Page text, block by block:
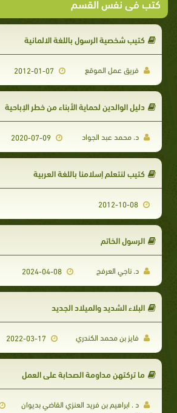
كتب فى نفس القسم
كتيب شخصية الرسول باللغة الالمانية
فريق عمل الموقع
دليل الوالدين لحماية الأبناء من خطر الإباحية
د. محمد عبد الجواد 2020-07-09
كتيب لنتعلم إسلامنا باللغة العربية
الرسول الخاتم
د. ناجي العرفج 2024-04-08
البلاء الشديد والميلاد الجديد
فايز بن محمد الكندري
ما تركتهن مداومة الصحابة على العمل
د . ابراهيم بن فريد العنزي القاضي بديوان